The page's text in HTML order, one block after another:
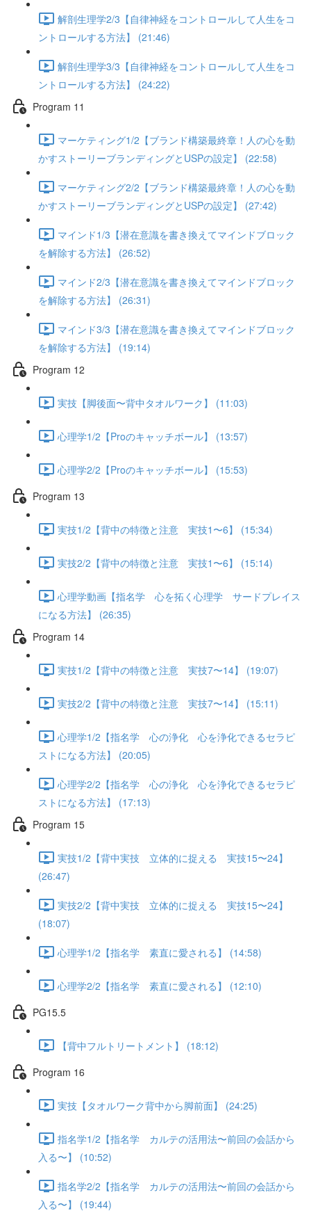
解剖生理学2/3【自律神経をコントロールして人生をコ
ントロールする方法】 (21:46)
解剖生理学3/3【自律神経をコントロールして人生をコ
ントロールする方法】 (24:22)
Program 11
マーケティング1/2【ブランド構築最終章！人の心を動
かすストーリーブランディングとUSPの設定】 (22:58)
マーケティング2/2【ブランド構築最終章！人の心を動
かすストーリーブランディングとUSPの設定】 (27:42)
マインド1/3【潜在意識を書き換えてマインドブロック
を解除する方法】 (26:52)
マインド2/3【潜在意識を書き換えてマインドブロック
を解除する方法】 (26:31)
マインド3/3【潜在意識を書き換えてマインドブロック
を解除する方法】 (19:14)
Program 12
実技【脚後面〜背中タオルワーク】 (11:03)
心理学1/2【Proのキャッチボール】 (13:57)
心理学2/2【Proのキャッチボール】 (15:53)
Program 13
実技1/2【背中の特徴と注意 実技1〜6】 (15:34)
実技2/2【背中の特徴と注意 実技1〜6】 (15:14)
心理学動画【指名学 心を拓く心理学 サードプレイス
になる方法】 (26:35)
Program 14
実技1/2【背中の特徴と注意 実技7〜14】 (19:07)
実技2/2【背中の特徴と注意 実技7〜14】 (15:11)
心理学1/2【指名学 心の浄化 心を浄化できるセラピ
ストになる方法】 (20:05)
心理学2/2【指名学 心の浄化 心を浄化できるセラピ
ストになる方法】 (17:13)
Program 15
実技1/2【背中実技 立体的に捉える 実技15〜24】
(26:47)
実技2/2【背中実技 立体的に捉える 実技15〜24】
(18:07)
心理学1/2【指名学 素直に愛される】 (14:58)
心理学2/2【指名学 素直に愛される】 (12:10)
PG15.5
【背中フルトリートメント】 (18:12)
Program 16
実技【タオルワーク背中から脚前面】 (24:25)
指名学1/2【指名学 カルテの活用法〜前回の会話から
入る〜】 (10:52)
指名学2/2【指名学 カルテの活用法〜前回の会話から
入る〜】 (19:44)